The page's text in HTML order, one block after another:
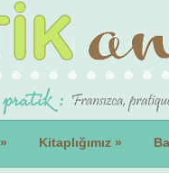
» Kitaplığımız »